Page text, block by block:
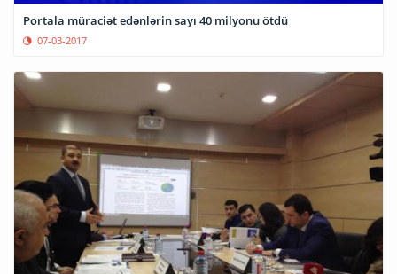
Portala müraciət edənlərin sayı 40 milyonu ötdü
07-03-2017